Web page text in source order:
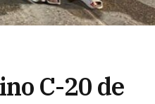
C-20 de